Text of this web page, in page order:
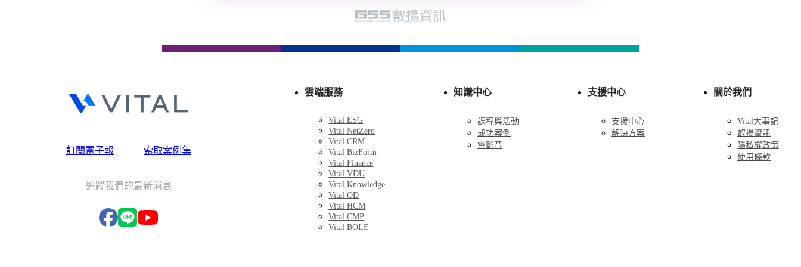
訂閱電子報 索取案例集
追蹤我們的最新消息
雲端服務
Vital ESG
Vital NetZero
Vital CRM
Vital BizForm
Vital Finance
Vital VDU
Vital Knowledge
Vital OD
Vital HCM
Vital CMP
Vital BOLE
知識中心
課程與活動
成功案例
雲影音
支援中心
支援中心
解決方案
關於我們
Vital大事記
叡揚資訊
隱私權政策
使用條款